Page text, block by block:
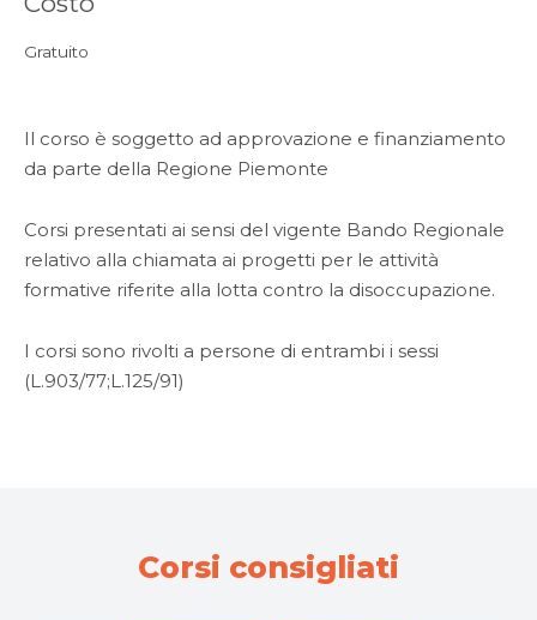
Gratuito
Il corso è soggetto ad approvazione e finanziamento
da parte della Regione Piemonte
Corsi presentati ai sensi del vigente Bando Regionale
relativo alla chiamata ai progetti per le attività
formative riferite alla lotta contro la disoccupazione.
I corsi sono rivolti a persone di entrambi i sessi
(L.903/77;L.125/91)
Corsi consigliati